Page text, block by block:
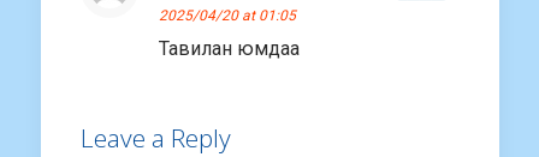
2025/04/20 at 01:05
Тавилан юмдаа
Leave a Reply